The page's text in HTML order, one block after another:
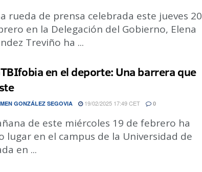
rueda de prensa celebrada este jueves 20
en la Delegación del Gobierno, Elena
Treviño ha ...
en el deporte: Una barrera que
GONZÁLEZ SEGOVIA 19/02/2025 17:49 CET 0
de este miércoles 19 de febrero ha
lugar en el campus de la Universidad de
en ...